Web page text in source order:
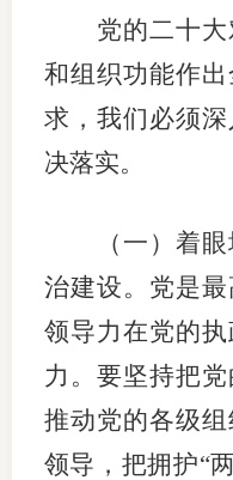
党的二十大
和组织功能作
求，我们必须
决落实。
（一）着眼
治建设。党是
领导力在党的
力。要坚持把
推动党的各级
领导，把拥护“